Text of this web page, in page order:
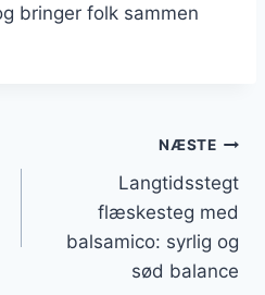
bringer folk sammen
NÆSTE
Langtidsstegt
flæskesteg med
balsamico: syrlig og
sød balance